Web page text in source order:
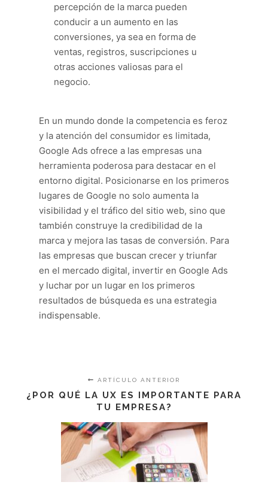
percepción de la marca pueden
conducir a un aumento en las
conversiones, ya sea en forma de
ventas, registros, suscripciones u
otras acciones valiosas para el
negocio.
En un mundo donde la competencia es feroz
y la atención del consumidor es limitada,
Google Ads ofrece a las empresas una
herramienta poderosa para destacar en el
entorno digital. Posicionarse en los primeros
lugares de Google no solo aumenta la
visibilidad y el tráfico del sitio web, sino que
también construye la credibilidad de la
marca y mejora las tasas de conversión. Para
las empresas que buscan crecer y triunfar
en el mercado digital, invertir en Google Ads
y luchar por un lugar en los primeros
resultados de búsqueda es una estrategia
indispensable.
ARTÍCULO ANTERIOR
¿POR QUÉ LA UX ES IMPORTANTE PARA
TU EMPRESA?